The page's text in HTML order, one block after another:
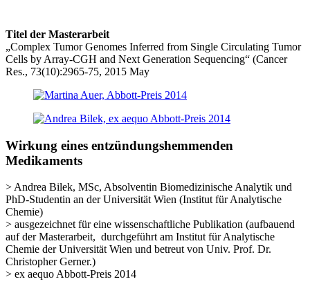
Titel der Masterarbeit
„Complex Tumor Genomes Inferred from Single Circulating Tumor
Cells by Array-CGH and Next Generation Sequencing“ (Cancer
Res., 73(10):2965-75, 2015 May
Wirkung eines entzündungshemmenden
Medikaments
> Andrea Bilek, MSc, Absolventin Biomedizinische Analytik und
PhD-Studentin an der Universität Wien (Institut für Analytische
Chemie)
> ausgezeichnet für eine wissenschaftliche Publikation (aufbauend
auf der Masterarbeit, durchgeführt am Institut für Analytische
Chemie der Universität Wien und betreut von Univ. Prof. Dr.
Christopher Gerner.)
> ex aequo Abbott-Preis 2014